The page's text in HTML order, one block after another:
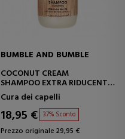
BUMBLE AND BUMBLE
COCONUT CREAM
SHAMPOO EXTRA RIDUCENTE
PER LA RIDUZIONE DEL
CRESPO
Cura dei capelli
18,95 € 37% Sconto
Prezzo originale 29,95 €